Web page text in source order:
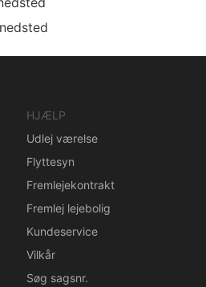
HJÆLP
Udlej værelse
Flyttesyn
Fremlejekontrakt
Fremlej lejebolig
Kundeservice
Vilkår
Søg sagsnr.